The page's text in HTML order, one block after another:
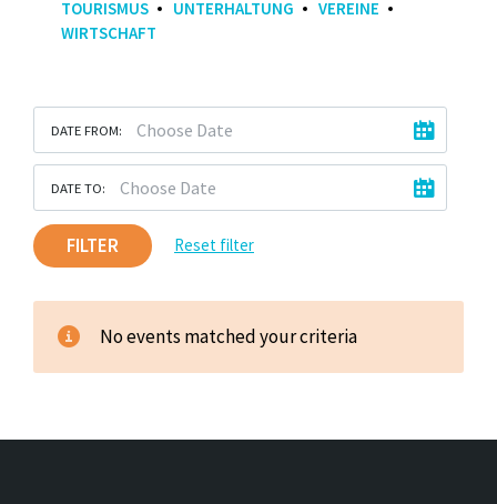
TOURISMUS
UNTERHALTUNG
VEREINE
WIRTSCHAFT
DATE FROM:
DATE TO:
FILTER Reset filter
No events matched your criteria